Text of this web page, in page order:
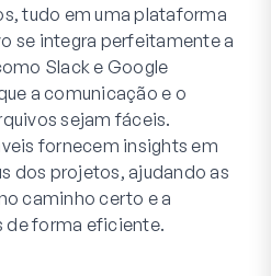
tudo em uma plataforma
se integra perfeitamente a
Slack e Google
a comunicação e o
sejam fáceis.
fornecem insights em
dos projetos, ajudando as
caminho certo e a
de forma eficiente.